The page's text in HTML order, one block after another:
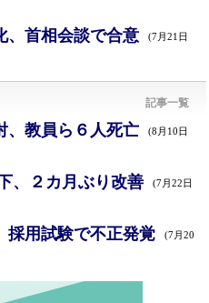
、首相会談で合意 (7月21日
記事一覧
、教員ら６人死亡 (8月10日
、２カ月ぶり改善 (7月22日
採用試験で不正発覚
(7月20